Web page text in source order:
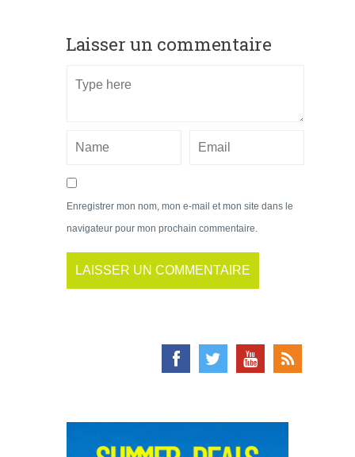
Laisser un commentaire
Enregistrer mon nom, mon e-mail et mon site dans le
navigateur pour mon prochain commentaire.